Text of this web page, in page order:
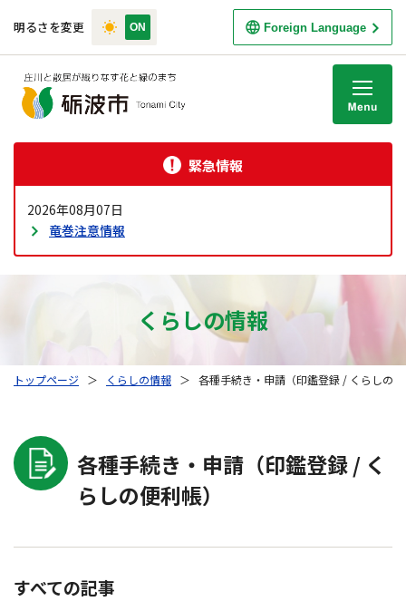
明るさを変更 Foreign Language
緊急情報
2026年08月07日
竜巻注意情報
くらしの情報
トップページ ＞ くらしの情報 ＞ 各種手続き・申請（印鑑登録 / くらしの
各種手続き・申請（印鑑登録 / く
らしの便利帳）
すべての記事